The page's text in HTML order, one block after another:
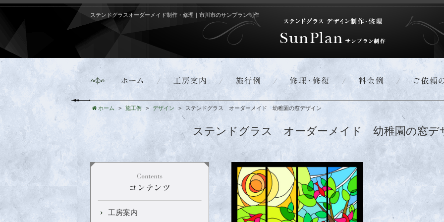
ステンドグラスオーダーメイド制作・修理｜市川市のサンプラン制作
ホーム 施工例 デザイン ステンドグラス オーダーメイド 幼稚園の窓デザイン
ステンドグラス オーダーメイド 幼稚園の窓デ
工房案内